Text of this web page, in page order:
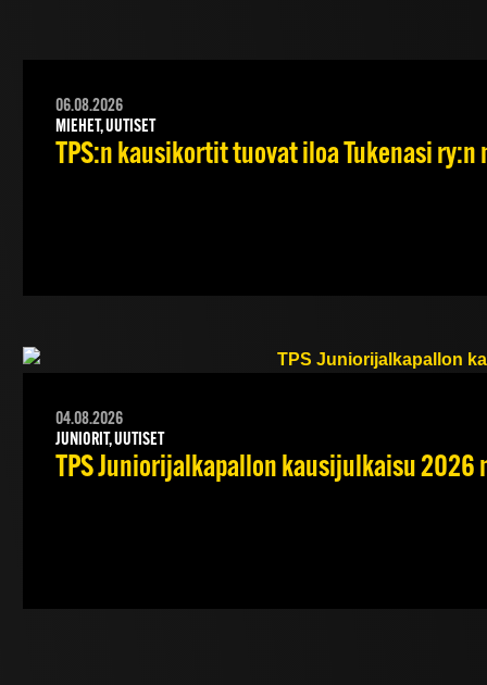
06.08.2026
MIEHET, UUTISET
TPS:n kausikortit tuovat iloa Tukenasi
04.08.2026
JUNIORIT, UUTISET
TPS Juniorijalkapallon kausijulkaisu 2026